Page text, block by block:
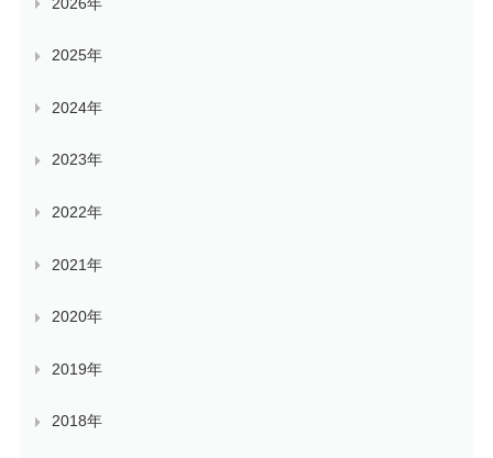
2025年
2024年
2023年
2022年
2021年
2020年
2019年
2018年